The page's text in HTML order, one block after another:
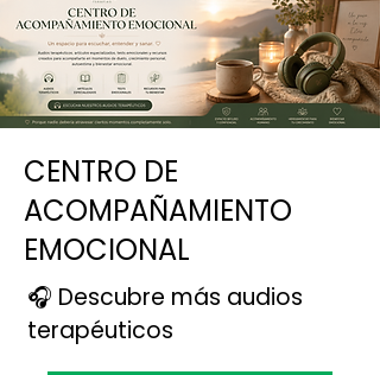
CENTRO DE
ACOMPAÑAMIENTO
EMOCIONAL
🎧 Descubre más audios
terapéuticos